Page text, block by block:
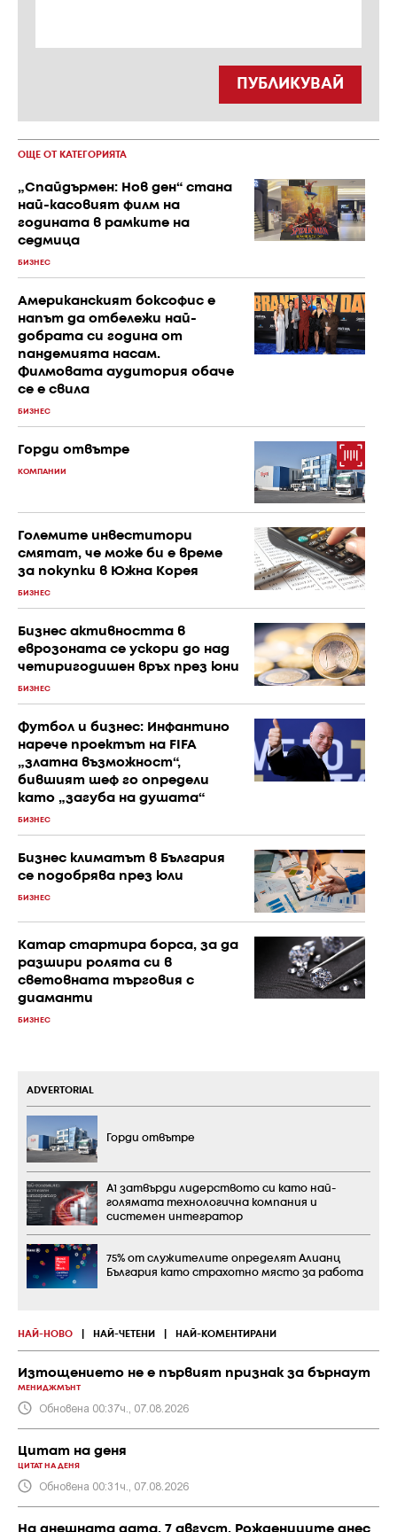
ПУБЛИКУВАЙ
ОЩЕ ОТ КАТЕГОРИЯТА
„Спайдърмен: Нов ден“ стана
най-касовият филм на
годината в рамките на
седмица
БИЗНЕС
Американският боксофис е
напът да отбележи най-
добрата си година от
пандемията насам.
Филмовата аудитория обаче
се е свила
БИЗНЕС
Горди отвътре
КОМПАНИИ
Големите инвеститори
смятат, че може би е време
за покупки в Южна Корея
БИЗНЕС
Бизнес активността в
еврозоната се ускори до над
четиригодишен връх през юни
БИЗНЕС
Футбол и бизнес: Инфантино
нарече проектът на FIFA
„златна възможност“,
бившият шеф го определи
като „загуба на душата“
БИЗНЕС
Бизнес климатът в България
се подобрява през юли
БИЗНЕС
Катар стартира борса, за да
разшири ролята си в
световната търговия с
диаманти
БИЗНЕС
НАЙ-НОВО НАЙ-ЧЕТЕНИ НАЙ-КОМЕНТИРАНИ
Изтощението не е първият признак за бърнаут
МЕНИДЖМЪНТ
Обновена 00:37ч., 07.08.2026
Цитат на деня
ЦИТАТ НА ДЕНЯ
Обновена 00:31ч., 07.08.2026
На днешната дата, 7 август. Рождениците днес
ADVERTORIAL
Горди отвътре
А1 затвърди лидерството си като най-
голямата технологична компания и
системен интегратор
75% от служителите определят Алианц
България като страхотно място за работа